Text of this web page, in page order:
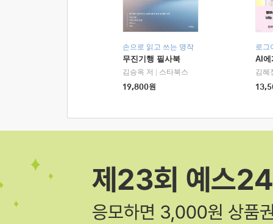
손으로 읽고 쓰는 명작
무진기행 필사북
김승옥 저
스타북스
19,800원
로그
AI에
김혜